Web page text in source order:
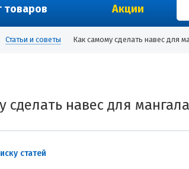
товаров Акции
Статьи и советы Как самому сделать навес для
сделать навес для мангала
статей